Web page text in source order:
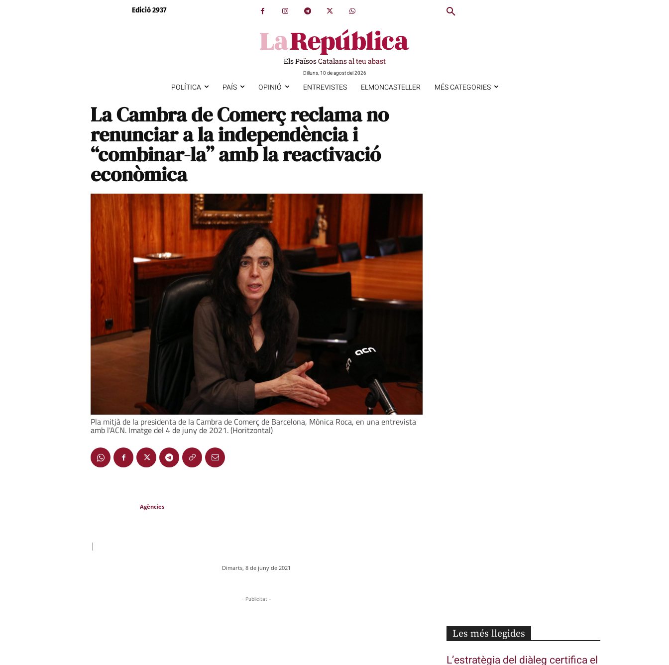
Edició 2937
Els Països Catalans al teu abast
Dilluns, 10 de agost del 2026
POLÍTICA PAÍS OPINIÓ ENTREVISTES ELMONCASTELLER MÉS CATEGORIES
La Cambra de Comerç reclama no
renunciar a la independència i
“combinar-la” amb la reactivació
econòmica
Pla mitjà de la presidenta de la Cambra de Comerç de Barcelona, Mònica Roca, en una entrevista
amb l'ACN. Imatge del 4 de juny de 2021. (Horitzontal)
Agències
|
Dimarts, 8 de juny de 2021
- Publicitat -
Les més llegides
L’estratègia del diàleg certifica el